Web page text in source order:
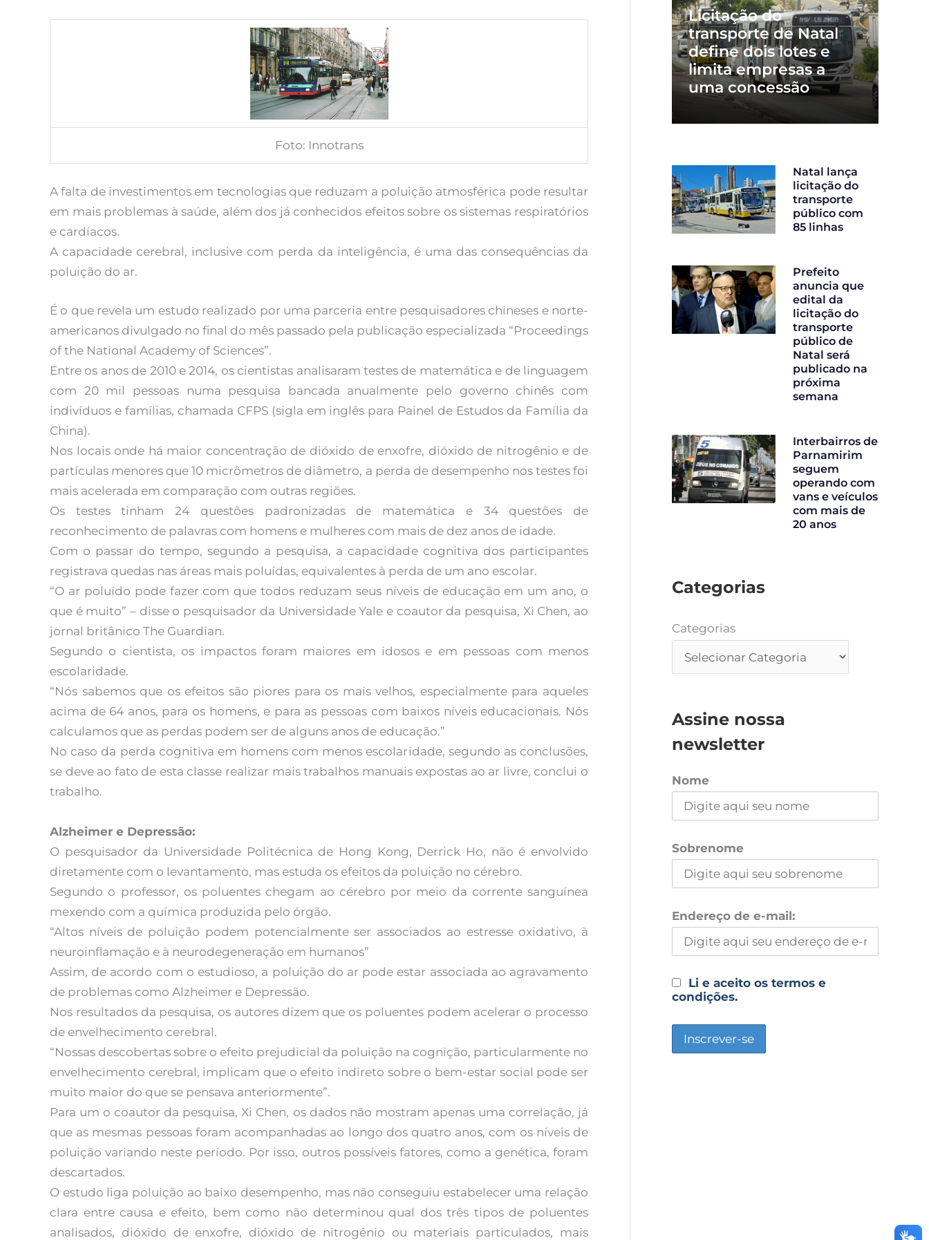
Foto: Innotrans
A falta de investimentos em tecnologias que reduzam a poluição atmosférica pode resultar
em mais problemas à saúde, além dos já conhecidos efeitos sobre os sistemas respiratórios
e cardíacos.
A capacidade cerebral, inclusive com perda da inteligência, é uma das consequências da
poluição do ar.
É o que revela um estudo realizado por uma parceria entre pesquisadores chineses e norte-
americanos divulgado no final do mês passado pela publicação especializada “Proceedings
of the National Academy of Sciences”.
Entre os anos de 2010 e 2014, os cientistas analisaram testes de matemática e de linguagem
com 20 mil pessoas numa pesquisa bancada anualmente pelo governo chinês com
indivíduos e famílias, chamada CFPS (sigla em inglês para Painel de Estudos da Família da
China).
Nos locais onde há maior concentração de dióxido de enxofre, dióxido de nitrogênio e de
partículas menores que 10 micrômetros de diâmetro, a perda de desempenho nos testes foi
mais acelerada em comparação com outras regiões.
Os testes tinham 24 questões padronizadas de matemática e 34 questões de
reconhecimento de palavras com homens e mulheres com mais de dez anos de idade.
Com o passar do tempo, segundo a pesquisa, a capacidade cognitiva dos participantes
registrava quedas nas áreas mais poluídas, equivalentes à perda de um ano escolar.
“O ar poluído pode fazer com que todos reduzam seus níveis de educação em um ano, o
que é muito” – disse o pesquisador da Universidade Yale e coautor da pesquisa, Xi Chen, ao
jornal britânico The Guardian.
Segundo o cientista, os impactos foram maiores em idosos e em pessoas com menos
escolaridade.
“Nós sabemos que os efeitos são piores para os mais velhos, especialmente para aqueles
acima de 64 anos, para os homens, e para as pessoas com baixos níveis educacionais. Nós
calculamos que as perdas podem ser de alguns anos de educação.”
No caso da perda cognitiva em homens com menos escolaridade, segundo as conclusões,
se deve ao fato de esta classe realizar mais trabalhos manuais expostas ao ar livre, conclui o
trabalho.
Alzheimer e Depressão:
O pesquisador da Universidade Politécnica de Hong Kong, Derrick Ho, não é envolvido
diretamente com o levantamento, mas estuda os efeitos da poluição no cérebro.
Segundo o professor, os poluentes chegam ao cérebro por meio da corrente sanguínea
mexendo com a química produzida pelo órgão.
“Altos níveis de poluição podem potencialmente ser associados ao estresse oxidativo, à
neuroinflamação e à neurodegeneração em humanos”
Assim, de acordo com o estudioso, a poluição do ar pode estar associada ao agravamento
de problemas como Alzheimer e Depressão.
Nos resultados da pesquisa, os autores dizem que os poluentes podem acelerar o processo
de envelhecimento cerebral.
“Nossas descobertas sobre o efeito prejudicial da poluição na cognição, particularmente no
envelhecimento cerebral, implicam que o efeito indireto sobre o bem-estar social pode ser
muito maior do que se pensava anteriormente”.
Para um o coautor da pesquisa, Xi Chen, os dados não mostram apenas uma correlação, já
que as mesmas pessoas foram acompanhadas ao longo dos quatro anos, com os níveis de
poluição variando neste período. Por isso, outros possíveis fatores, como a genética, foram
descartados.
O estudo liga poluição ao baixo desempenho, mas não conseguiu estabelecer uma relação
clara entre causa e efeito, bem como não determinou qual dos três tipos de poluentes
analisados, dióxido de enxofre, dióxido de nitrogênio ou materiais particulados, mais
Licitação do
transporte de Natal
define dois lotes e
limita empresas a
uma concessão
Natal lança
licitação do
transporte
público com
85 linhas
Prefeito
anuncia que
edital da
licitação do
transporte
público de
Natal será
publicado na
próxima
semana
Interbairros de
Parnamirim
seguem
operando com
vans e veículos
com mais de
20 anos
Categorias
Categorias
Assine nossa
newsletter
Nome
Sobrenome
Endereço de e-mail:
Li e aceito os termos e
condições.